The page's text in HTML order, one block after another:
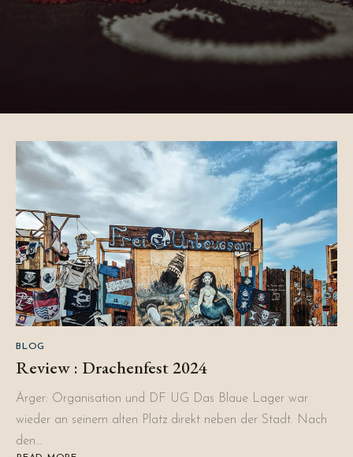
BLOG
Review : Drachenfest 2024
Ärger: Organisation und DF UG Das Blaue Lager war
wieder an seinem alten Platz direkt neben der Stadt. Nach
den…